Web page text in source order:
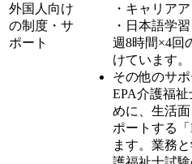
外国人向け
の制度・サ
ポート
・キャリア
・日本語学習
週8時間×4回
けています。
その他のサ
EPA介護福
めに、生活
ポートする
ます。業務